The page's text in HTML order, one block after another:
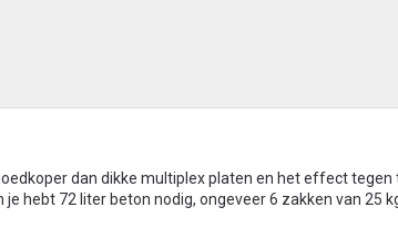
dan dikke multiplex platen en het effect tegen
hebt 72 liter beton nodig, ongeveer 6 zakken van 25